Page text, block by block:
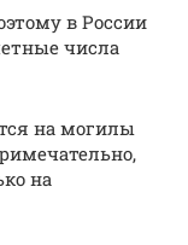
в России
числа
на могилы
на